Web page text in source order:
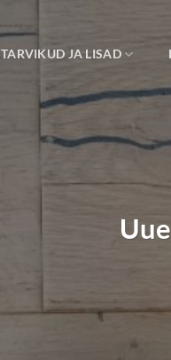
TARVIKUD JA LISAD